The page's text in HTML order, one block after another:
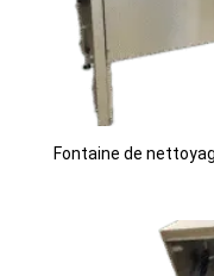
Fontaine de